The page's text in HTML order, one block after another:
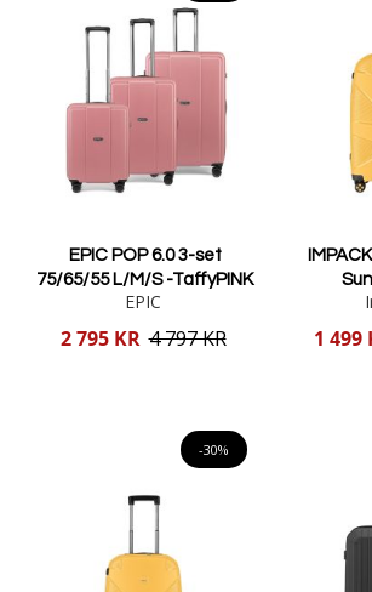
EPIC POP 6.0 3-set
75/65/55 L/M/S -TaffyPINK
EPIC
Reducerat
2 795 KR 4 797 KR
Reducerat
1 499
-30%